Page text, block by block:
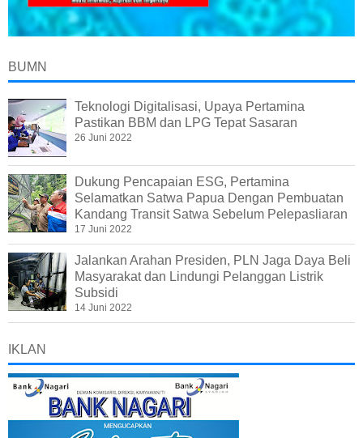
BUMN
Teknologi Digitalisasi, Upaya Pertamina
Pastikan BBM dan LPG Tepat Sasaran
26 Juni 2022
Dukung Pencapaian ESG, Pertamina
Selamatkan Satwa Papua Dengan Pembuatan
Kandang Transit Satwa Sebelum Pelepasliaran
17 Juni 2022
Jalankan Arahan Presiden, PLN Jaga Daya Beli
Masyarakat dan Lindungi Pelanggan Listrik
Subsidi
14 Juni 2022
IKLAN